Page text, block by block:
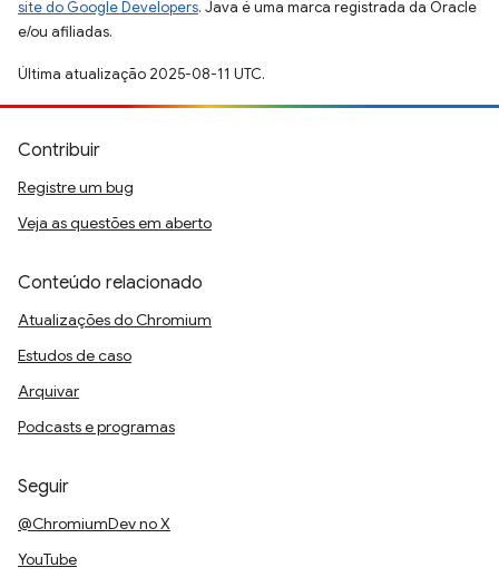
site do Google Developers. Java é uma marca registrada da Oracle
e/ou afiliadas.
Última atualização 2025-08-11 UTC.
Contribuir
Registre um bug
Veja as questões em aberto
Conteúdo relacionado
Atualizações do Chromium
Estudos de caso
Arquivar
Podcasts e programas
Seguir
@ChromiumDev no X
YouTube